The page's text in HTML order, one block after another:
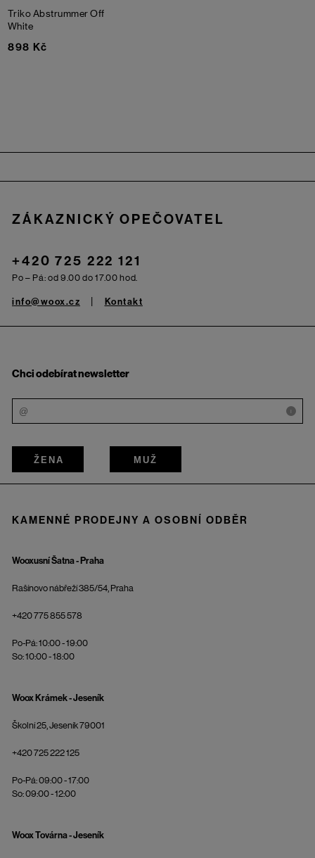
Triko AbstrummerOff
White
898 Kč
ZÁKAZNICKÝ OPEČOVATEL
+420 725 222 121
Po – Pá: od 9.00 do 17.00 hod.
info@woox.cz Kontakt
Chci odebírat newsletter
i
ŽENA MUŽ
KAMENNÉ PRODEJNY A OSOBNÍ ODBĚR
Wooxusní Šatna - Praha
Rašínovo nábřeží 385/54, Praha
+420 775 855 578
Po-Pá: 10:00 - 19:00
So: 10:00 - 18:00
Woox Krámek - Jeseník
Školní 25, Jeseník 79001
+420 725 222 125
Po-Pá: 09:00 - 17:00
So: 09:00 - 12:00
Woox Továrna - Jeseník